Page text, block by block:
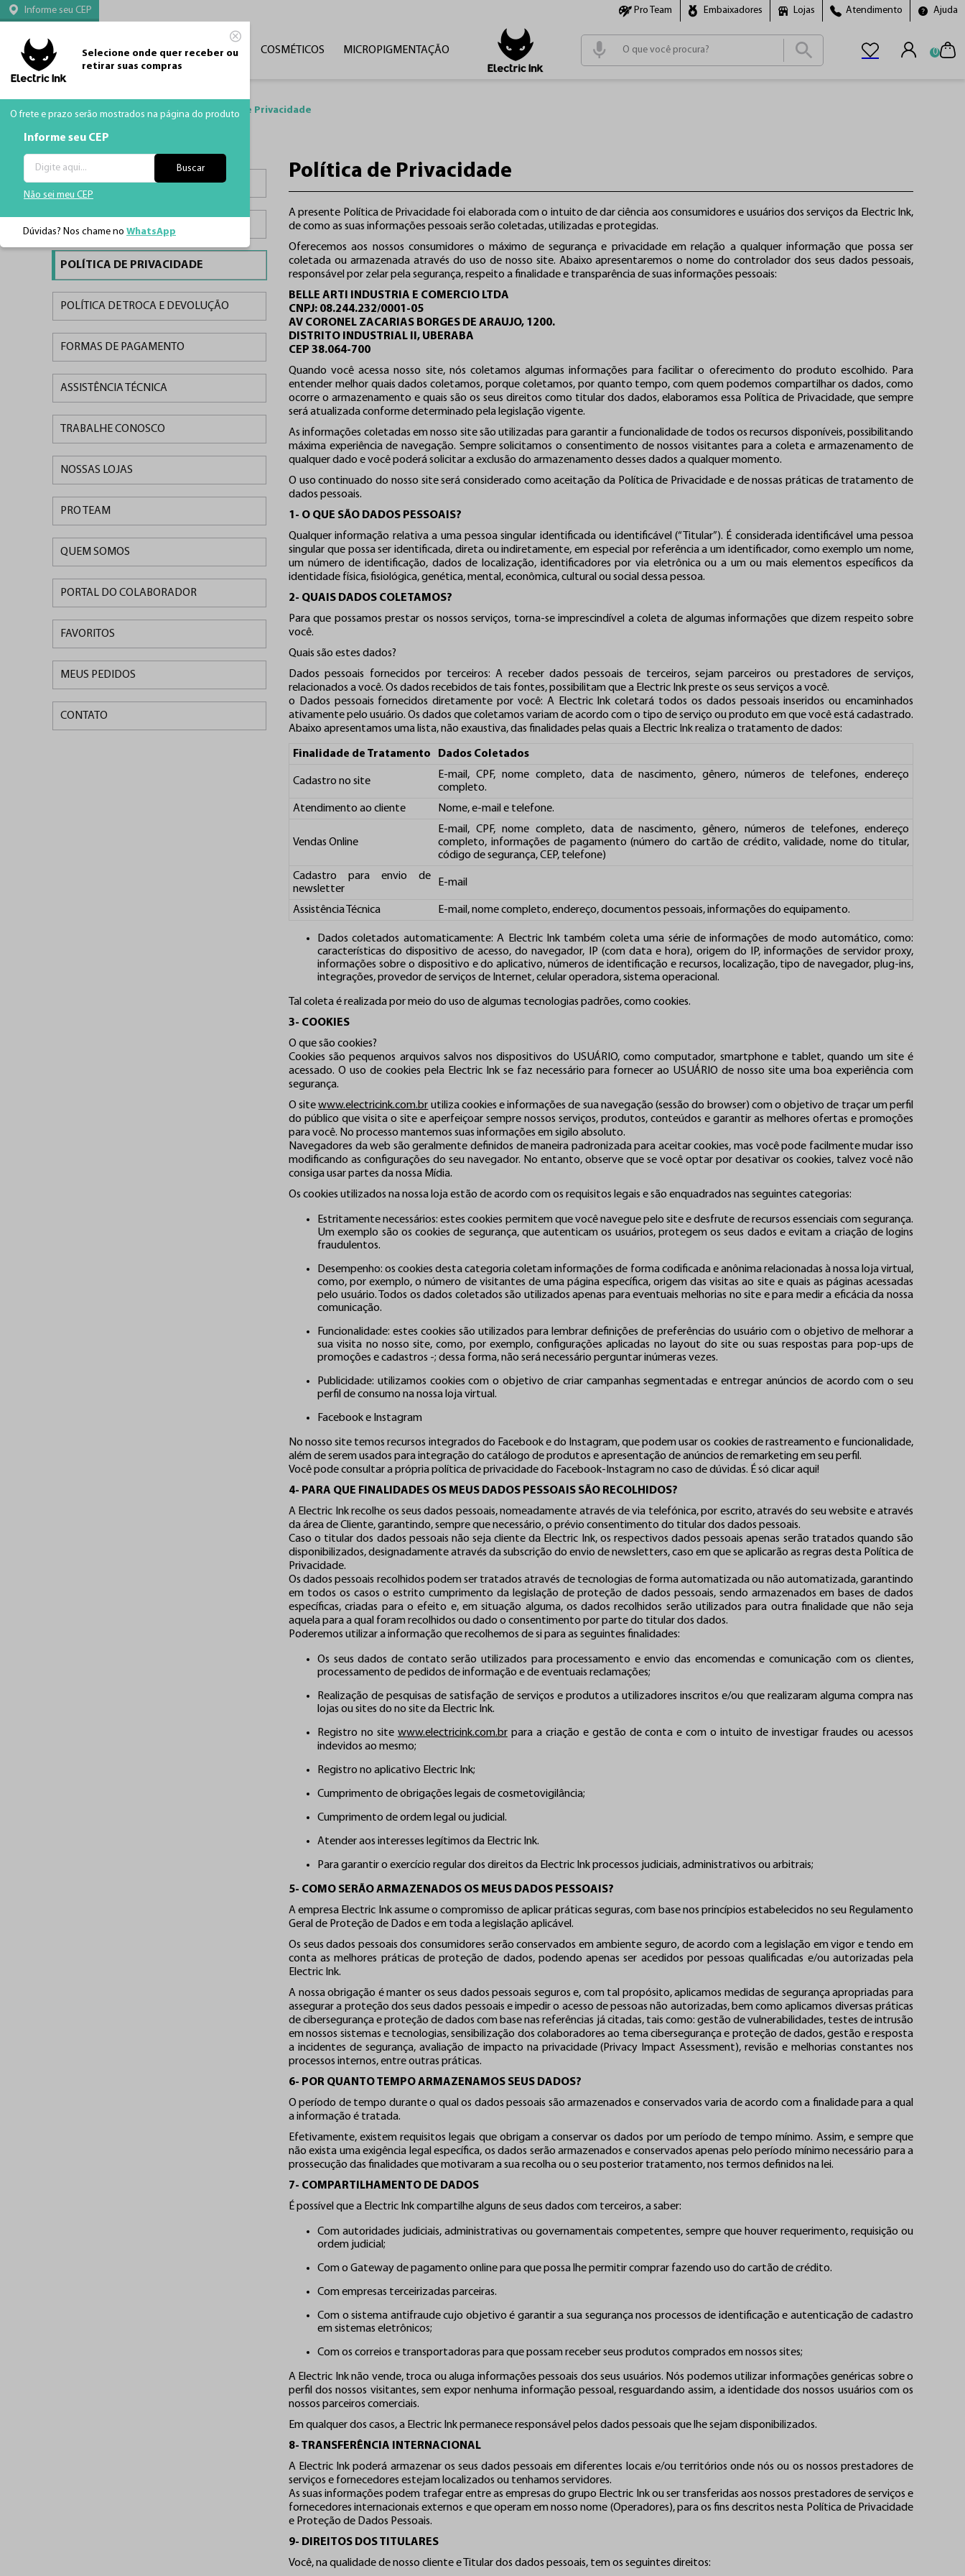
Informe seu CEP
Selecione onde quer receber ou
retirar suas compras
O frete e prazo serão mostrados na página do produto
Informe seu CEP
Buscar
Não sei meu CEP
Dúvidas? Nos chame no WhatsApp
Pro Team Embaixadores Lojas Atendimento Ajuda
CATEGORIAS TATUAGEM MÁQUINAS COSMÉTICOS MICROPIGMENTAÇÃO 0
Página Inicial Institucional Política De Privacidade
COMO COMPRAR
POLÍTICA DE PRIVACIDADE
POLÍTICA DE TROCA E DEVOLUÇÃO
FORMAS DE PAGAMENTO
ASSISTÊNCIA TÉCNICA
TRABALHE CONOSCO
NOSSAS LOJAS
PRO TEAM
QUEM SOMOS
PORTAL DO COLABORADOR
FAVORITOS
MEUS PEDIDOS
CONTATO
Política de Privacidade
A presente Política de Privacidade foi elaborada com o intuito de dar ciência aos consumidores e usuários dos serviços da Electric Ink,
de como as suas informações pessoais serão coletadas, utilizadas e protegidas.
Oferecemos aos nossos consumidores o máximo de segurança e privacidade em relação a qualquer informação que possa ser
coletada ou armazenada através do uso de nosso site. Abaixo apresentaremos o nome do controlador dos seus dados pessoais,
responsável por zelar pela segurança, respeito a finalidade e transparência de suas informações pessoais:
BELLE ARTI INDUSTRIA E COMERCIO LTDA
CNPJ: 08.244.232/0001-05
AV CORONEL ZACARIAS BORGES DE ARAUJO, 1200.
DISTRITO INDUSTRIAL II, UBERABA
CEP 38.064-700
Quando você acessa nosso site, nós coletamos algumas informações para facilitar o oferecimento do produto escolhido. Para
entender melhor quais dados coletamos, porque coletamos, por quanto tempo, com quem podemos compartilhar os dados, como
ocorre o armazenamento e quais são os seus direitos como titular dos dados, elaboramos essa Política de Privacidade, que sempre
será atualizada conforme determinado pela legislação vigente.
As informações coletadas em nosso site são utilizadas para garantir a funcionalidade de todos os recursos disponíveis, possibilitando
máxima experiência de navegação. Sempre solicitamos o consentimento de nossos visitantes para a coleta e armazenamento de
qualquer dado e você poderá solicitar a exclusão do armazenamento desses dados a qualquer momento.
O uso continuado do nosso site será considerado como aceitação da Política de Privacidade e de nossas práticas de tratamento de
dados pessoais.
1- O QUE SÃO DADOS PESSOAIS?
Qualquer informação relativa a uma pessoa singular identificada ou identificável (“Titular”). É considerada identificável uma pessoa
singular que possa ser identificada, direta ou indiretamente, em especial por referência a um identificador, como exemplo um nome,
um número de identificação, dados de localização, identificadores por via eletrônica ou a um ou mais elementos específicos da
identidade física, fisiológica, genética, mental, econômica, cultural ou social dessa pessoa.
2- QUAIS DADOS COLETAMOS?
Para que possamos prestar os nossos serviços, torna-se imprescindível a coleta de algumas informações que dizem respeito sobre
você.
Quais são estes dados?
Dados pessoais fornecidos por terceiros: A receber dados pessoais de terceiros, sejam parceiros ou prestadores de serviços,
relacionados a você. Os dados recebidos de tais fontes, possibilitam que a Electric Ink preste os seus serviços a você.
o Dados pessoais fornecidos diretamente por você: A Electric Ink coletará todos os dados pessoais inseridos ou encaminhados
ativamente pelo usuário. Os dados que coletamos variam de acordo com o tipo de serviço ou produto em que você está cadastrado.
Abaixo apresentamos uma lista, não exaustiva, das finalidades pelas quais a Electric Ink realiza o tratamento de dados:
Finalidade de Tratamento Dados Coletados
Cadastro no site
E-mail, CPF, nome completo, data de nascimento, gênero, números de telefones, endereço
completo.
Atendimento ao cliente
Nome, e-mail e telefone.
Vendas Online
E-mail, CPF, nome completo, data de nascimento, gênero, números de telefones, endereço
completo, informações de pagamento (número do cartão de crédito, validade, nome do titular,
código de segurança, CEP, telefone)
Cadastro para envio de
newsletter
E-mail
Assistência Técnica E-mail, nome completo, endereço, documentos pessoais, informações do equipamento.
Dados coletados automaticamente: A Electric Ink também coleta uma série de informações de modo automático, como:
características do dispositivo de acesso, do navegador, IP (com data e hora), origem do IP, informações de servidor proxy,
informações sobre o dispositivo e do aplicativo, números de identificação e recursos, localização, tipo de navegador, plug-ins,
integrações, provedor de serviços de Internet, celular operadora, sistema operacional.
Tal coleta é realizada por meio do uso de algumas tecnologias padrões, como cookies.
3- COOKIES
O que são cookies?
Cookies são pequenos arquivos salvos nos dispositivos do USUÁRIO, como computador, smartphone e tablet, quando um site é
acessado. O uso de cookies pela Electric Ink se faz necessário para fornecer ao USUÁRIO de nosso site uma boa experiência com
segurança.
O sitewww.electricink.com.br utiliza cookies e informações de sua navegação (sessão do browser) com o objetivo de traçar um perfil
do público que visita o site e aperfeiçoar sempre nossos serviços, produtos, conteúdos e garantir as melhores ofertas e promoções
para você. No processo mantemos suas informações em sigilo absoluto.
Navegadores da web são geralmente definidos de maneira padronizada para aceitar cookies, mas você pode facilmente mudar isso
modificando as configurações do seu navegador. No entanto, observe que se você optar por desativar os cookies, talvez você não
consiga usar partes da nossa Mídia.
Os cookies utilizados na nossa loja estão de acordo com os requisitos legais e são enquadrados nas seguintes categorias:
Estritamente necessários: estes cookies permitem que você navegue pelo site e desfrute de recursos essenciais com segurança.
Um exemplo são os cookies de segurança, que autenticam os usuários, protegem os seus dados e evitam a criação de logins
fraudulentos.
Desempenho: os cookies desta categoria coletam informações de forma codificada e anônima relacionadas à nossa loja virtual,
como, por exemplo, o número de visitantes de uma página específica, origem das visitas ao site e quais as páginas acessadas
pelo usuário. Todos os dados coletados são utilizados apenas para eventuais melhorias no site e para medir a eficácia da nossa
comunicação.
Funcionalidade: estes cookies são utilizados para lembrar definições de preferências do usuário com o objetivo de melhorar a
sua visita no nosso site, como, por exemplo, configurações aplicadas no layout do site ou suas respostas para pop-ups de
promoções e cadastros -; dessa forma, não será necessário perguntar inúmeras vezes.
Publicidade: utilizamos cookies com o objetivo de criar campanhas segmentadas e entregar anúncios de acordo com o seu
perfil de consumo na nossa loja virtual.
Facebook e Instagram
No nosso site temos recursos integrados do Facebook e do Instagram, que podem usar os cookies de rastreamento e funcionalidade,
além de serem usados para integração do catálogo de produtos e apresentação de anúncios de remarketing em seu perfil.
Você pode consultar a própria política de privacidade do Facebook-Instagram no caso de dúvidas. É só clicar aqui!
4- PARA QUE FINALIDADES OS MEUS DADOS PESSOAIS SÃO RECOLHIDOS?
A Electric Ink recolhe os seus dados pessoais, nomeadamente através de via telefónica, por escrito, através do seu website e através
da área de Cliente, garantindo, sempre que necessário, o prévio consentimento do titular dos dados pessoais.
Caso o titular dos dados pessoais não seja cliente da Electric Ink, os respectivos dados pessoais apenas serão tratados quando são
disponibilizados, designadamente através da subscrição do envio de newsletters, caso em que se aplicarão as regras desta Política de
Privacidade.
Os dados pessoais recolhidos podem ser tratados através de tecnologias de forma automatizada ou não automatizada, garantindo
em todos os casos o estrito cumprimento da legislação de proteção de dados pessoais, sendo armazenados em bases de dados
específicas, criadas para o efeito e, em situação alguma, os dados recolhidos serão utilizados para outra finalidade que não seja
aquela para a qual foram recolhidos ou dado o consentimento por parte do titular dos dados.
Poderemos utilizar a informação que recolhemos de si para as seguintes finalidades:
Os seus dados de contato serão utilizados para processamento e envio das encomendas e comunicação com os clientes,
processamento de pedidos de informação e de eventuais reclamações;
Realização de pesquisas de satisfação de serviços e produtos a utilizadores inscritos e/ou que realizaram alguma compra nas
lojas ou sites do no site da Electric Ink.
Registro no site www.electricink.com.brpara a criação e gestão de conta e com o intuito de investigar fraudes ou acessos
indevidos ao mesmo;
Registro no aplicativo Electric Ink;
Cumprimento de obrigações legais de cosmetovigilância;
Cumprimento de ordem legal ou judicial.
Atender aos interesses legítimos da Electric Ink.
Para garantir o exercício regular dos direitos da Electric Ink processos judiciais, administrativos ou arbitrais;
5- COMO SERÃO ARMAZENADOS OS MEUS DADOS PESSOAIS?
A empresa Electric Ink assume o compromisso de aplicar práticas seguras, com base nos princípios estabelecidos no seu Regulamento
Geral de Proteção de Dados e em toda a legislação aplicável.
Os seus dados pessoais dos consumidores serão conservados em ambiente seguro, de acordo com a legislação em vigor e tendo em
conta as melhores práticas de proteção de dados, podendo apenas ser acedidos por pessoas qualificadas e/ou autorizadas pela
Electric Ink.
A nossa obrigação é manter os seus dados pessoais seguros e, com tal propósito, aplicamos medidas de segurança apropriadas para
assegurar a proteção dos seus dados pessoais e impedir o acesso de pessoas não autorizadas, bem como aplicamos diversas práticas
de cibersegurança e proteção de dados com base nas referências já citadas, tais como: gestão de vulnerabilidades, testes de intrusão
em nossos sistemas e tecnologias, sensibilização dos colaboradores ao tema cibersegurança e proteção de dados, gestão e resposta
a incidentes de segurança, avaliação de impacto na privacidade (Privacy Impact Assessment), revisão e melhorias constantes nos
processos internos, entre outras práticas.
6- POR QUANTO TEMPO ARMAZENAMOS SEUS DADOS?
O período de tempo durante o qual os dados pessoais são armazenados e conservados varia de acordo com a finalidade para a qual
a informação é tratada.
Efetivamente, existem requisitos legais que obrigam a conservar os dados por um período de tempo mínimo. Assim, e sempre que
não exista uma exigência legal específica, os dados serão armazenados e conservados apenas pelo período mínimo necessário para a
prossecução das finalidades que motivaram a sua recolha ou o seu posterior tratamento, nos termos definidos na lei.
7- COMPARTILHAMENTO DE DADOS
É possível que a Electric Ink compartilhe alguns de seus dados com terceiros, a saber:
Com autoridades judiciais, administrativas ou governamentais competentes, sempre que houver requerimento, requisição ou
ordem judicial;
Com o Gateway de pagamento online para que possa lhe permitir comprar fazendo uso do cartão de crédito.
Com empresas terceirizadas parceiras.
Com o sistema antifraude cujo objetivo é garantir a sua segurança nos processos de identificação e autenticação de cadastro
em sistemas eletrônicos;
Com os correios e transportadoras para que possam receber seus produtos comprados em nossos sites;
A Electric Ink não vende, troca ou aluga informações pessoais dos seus usuários. Nós podemos utilizar informações genéricas sobre o
perfil dos nossos visitantes, sem expor nenhuma informação pessoal, resguardando assim, a identidade dos nossos usuários com os
nossos parceiros comerciais.
Em qualquer dos casos, a Electric Ink permanece responsável pelos dados pessoais que lhe sejam disponibilizados.
8- TRANSFERÊNCIA INTERNACIONAL
A Electric Ink poderá armazenar os seus dados pessoais em diferentes locais e/ou territórios onde nós ou os nossos prestadores de
serviços e fornecedores estejam localizados ou tenhamos servidores.
As suas informações podem trafegar entre as empresas do grupo Electric Ink ou ser transferidas aos nossos prestadores de serviços e
fornecedores internacionais externos e que operam em nosso nome (Operadores), para os fins descritos nesta Política de Privacidade
e Proteção de Dados Pessoais.
9- DIREITOS DOS TITULARES
Você, na qualidade de nosso cliente e Titular dos dados pessoais, tem os seguintes direitos: